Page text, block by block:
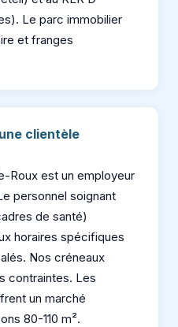
Le parc immobilier
et franges
clientèle
Roux est un employeur
personnel soignant
de santé)
horaires spécifiques
Nos créneaux
contraintes. Les
un marché
80-110 m².